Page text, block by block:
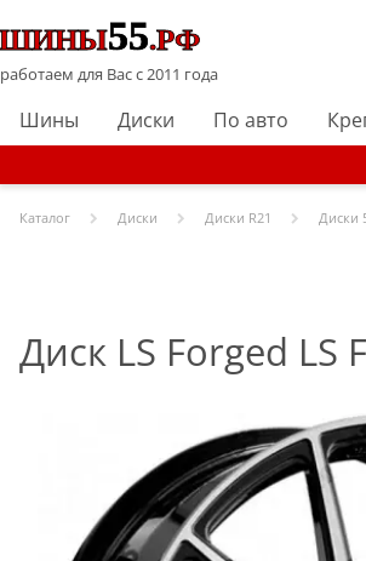
работаем для Вас с 2011 года
Шины Диски По авто
Каталог Диски Диски R21 Диски
Диск LS Forged LS